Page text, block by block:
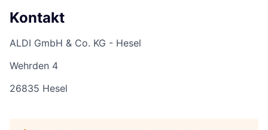
Kontakt
ALDI GmbH & Co. KG - Hesel
Wehrden 4
26835 Hesel